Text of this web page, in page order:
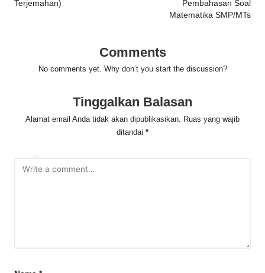
Terjemahan)
Pembahasan Soal
Matematika SMP/MTs
Comments
No comments yet. Why don’t you start the discussion?
Tinggalkan Balasan
Alamat email Anda tidak akan dipublikasikan. Ruas yang wajib
ditandai *